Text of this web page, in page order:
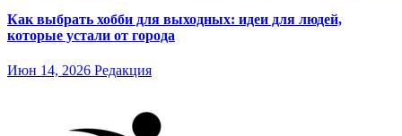
Как выбрать хобби для выходных: идеи для людей,
которые устали от города
Июн 14, 2026 Редакция